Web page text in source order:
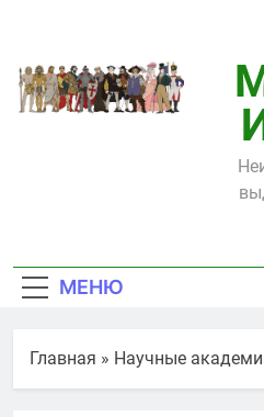
содержимому
МЕНЮ
Главная » Научные